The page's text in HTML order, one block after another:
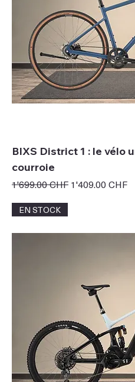
BIXS District 1 : le vélo
courroie
Prix original
1'699.00 CHF Prix
1'409.00 CHF
EN STOCK